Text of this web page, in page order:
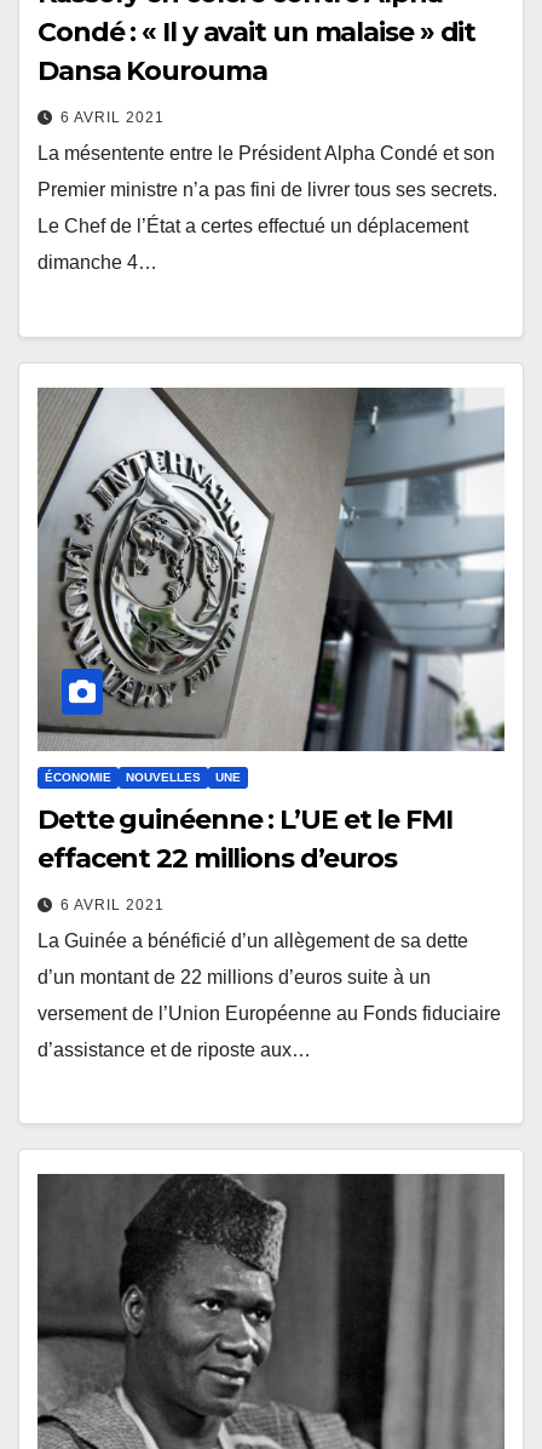
Condé : « Il y avait un malaise » dit
Dansa Kourouma
6 AVRIL 2021
La mésentente entre le Président Alpha Condé et son
Premier ministre n’a pas fini de livrer tous ses secrets.
Le Chef de l’État a certes effectué un déplacement
dimanche 4…
ÉCONOMIE NOUVELLES UNE
Dette guinéenne : L’UE et le FMI
effacent 22 millions d’euros
6 AVRIL 2021
La Guinée a bénéficié d’un allègement de sa dette
d’un montant de 22 millions d’euros suite à un
versement de l’Union Européenne au Fonds fiduciaire
d’assistance et de riposte aux…